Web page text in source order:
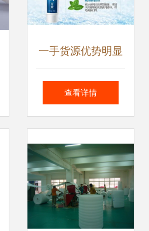
一手货源优势明显
云南白药厂家直销
场升级
查看详情